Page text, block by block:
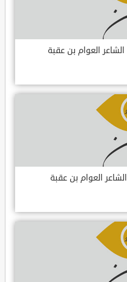
العوام بن عقبة
العوام بن عقبة